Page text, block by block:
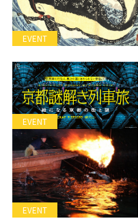
EVENT
EVENT
EVENT